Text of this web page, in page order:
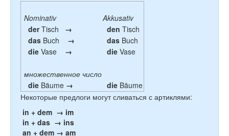
Nominativ
Akkusativ
derTisch → den Tisch
das Buch → das Buch
die Vase → die Vase
множественное число
die Bäume → die Bäume
Некоторые предлоги могут сливаться с артиклями:
in + dem → im
in + das → ins
an + dem → am